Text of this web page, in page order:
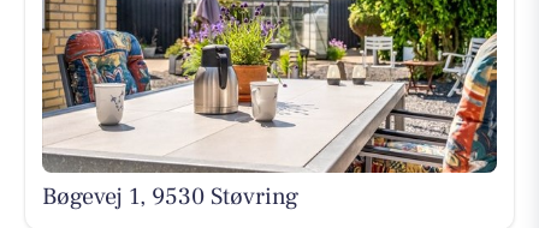
Bøgevej 1, 9530 Støvring